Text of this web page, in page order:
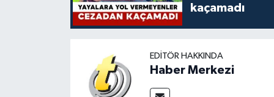
kaçamadı
EDITÖR HAKKINDA
Haber Merkezi